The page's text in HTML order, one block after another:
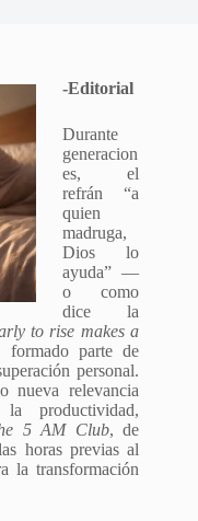
-Editorial
Durante
generacion
es, el
refrán “a
quien
madruga,
Dios lo
ayuda” —
o como
dice la
to rise makes a
parte de
personal.
nueva relevancia
productividad,
5 AM Club, de
horas previas al
la transformación